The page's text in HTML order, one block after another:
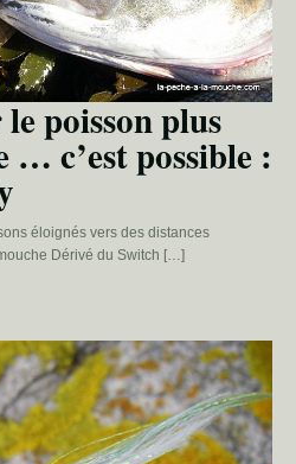
poisson plus
… c’est possible :
éloignés vers des distances
Dérivé du Switch […]